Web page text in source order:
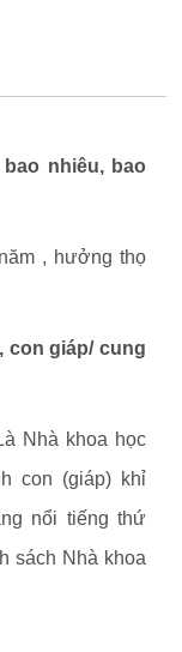
nhiêu, bao
, hưởng thọ
con giáp/ cung
Nhà khoa học
con (giáp) khỉ
nổi tiếng thứ
sách Nhà khoa